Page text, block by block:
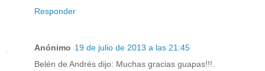
Responder
Anónimo 19 de julio de 2013 a las 21:45
Belén de Andrés dijo: Muchas gracias guapas!!!.